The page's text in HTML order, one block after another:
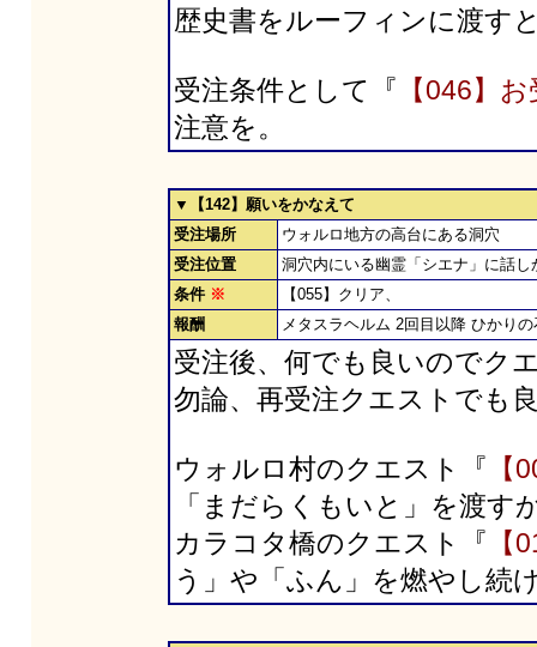
歴史書をルーフィンに渡す
受注条件として『 【046】
注意を。
▼【142】願いをかなえて
受注場所
ウォルロ地方の高台にある洞穴
受注位置
洞穴内にいる幽霊「シエナ」に話し
条件 ※
【055】クリア、
報酬
メタスラヘルム 2回目以降 ひかりの
受注後、何でも良いのでク
勿論、再受注クエストでも
ウォルロ村のクエスト『 【
「まだらくもいと」を渡す
カラコタ橋のクエスト『
う」や「ふん」を燃やし続